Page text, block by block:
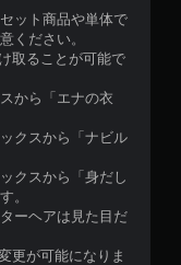
ット商品や単体で
ください。
取ることが可能で
から「エナの衣
クスから「ナビル
クスから「身だし
。
ーヘアは見た目だ
更が可能になりま